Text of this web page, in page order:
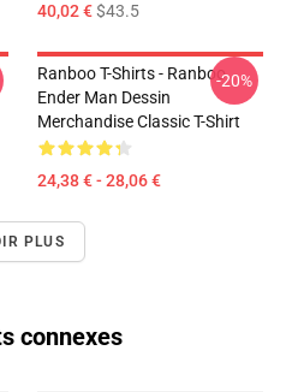
40,02 €$43.5
Ranboo T-Shirts - Ranboo
Ender Man Dessin
Merchandise Classic T-Shirt
24,38 € - 28,06 €
-20%
PLUS
connexes